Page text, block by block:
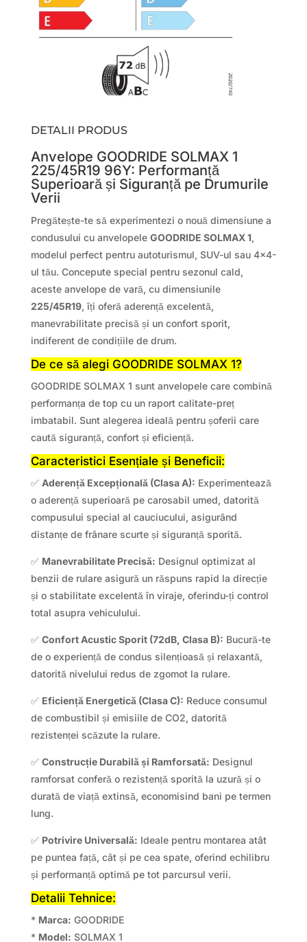
DETALII PRODUS
Anvelope GOODRIDE SOLMAX 1
225/45R19 96Y: Performanță
Superioară și Siguranță pe Drumurile
Verii
Pregătește-te să experimentezi o nouă dimensiune a
condusului cu anvelopele GOODRIDE SOLMAX 1,
modelul perfect pentru autoturismul, SUV-ul sau 4×4-
ul tău. Concepute special pentru sezonul cald,
aceste anvelope de vară, cu dimensiunile
225/45R19, îți oferă aderență excelentă,
manevrabilitate precisă și un confort sporit,
indiferent de condițiile de drum.
De ce să alegi GOODRIDE SOLMAX 1?
GOODRIDE SOLMAX 1 sunt anvelopele care combină
performanța de top cu un raport calitate-preț
imbatabil. Sunt alegerea ideală pentru șoferii care
caută siguranță, confort și eficiență.
Caracteristici Esențiale și Beneficii:
✅ Aderență Excepțională (Clasa A): Experimentează
o aderență superioară pe carosabil umed, datorită
compusului special al cauciucului, asigurând
distanțe de frânare scurte și siguranță sporită.
✅ Manevrabilitate Precisă: Designul optimizat al
benzii de rulare asigură un răspuns rapid la direcție
și o stabilitate excelentă în viraje, oferindu-ți control
total asupra vehiculului.
✅ Confort Acustic Sporit (72dB, Clasa B): Bucură-te
de o experiență de condus silențioasă și relaxantă,
datorită nivelului redus de zgomot la rulare.
✅ Eficiență Energetică (Clasa C): Reduce consumul
de combustibil și emisiile de CO2, datorită
rezistenței scăzute la rulare.
✅ Construcție Durabilă și Ramforsată: Designul
ramforsat conferă o rezistență sporită la uzură și o
durată de viață extinsă, economisind bani pe termen
lung.
✅ Potrivire Universală: Ideale pentru montarea atât
pe puntea față, cât și pe cea spate, oferind echilibru
și performanță optimă pe tot parcursul verii.
Detalii Tehnice:
* Marca: GOODRIDE
* Model: SOLMAX 1